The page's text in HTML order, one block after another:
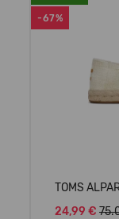
-67%
TOMS
24,99 €